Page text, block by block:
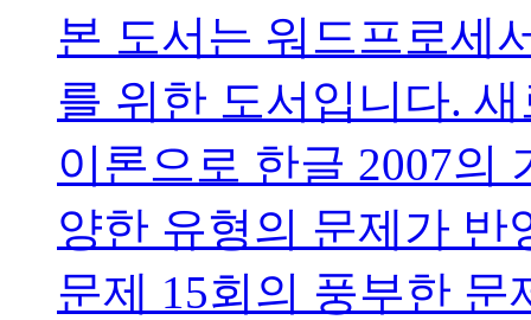
본 도서는 워드프로세
를 위한 도서입니다.
이론으로 한글 2007의
양한 유형의 문제가 반
문제 15회의 풍부한